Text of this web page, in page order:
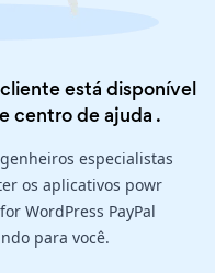
está disponível
centro de ajuda .
especialistas
os aplicativos powr
WordPress PayPal
para você.